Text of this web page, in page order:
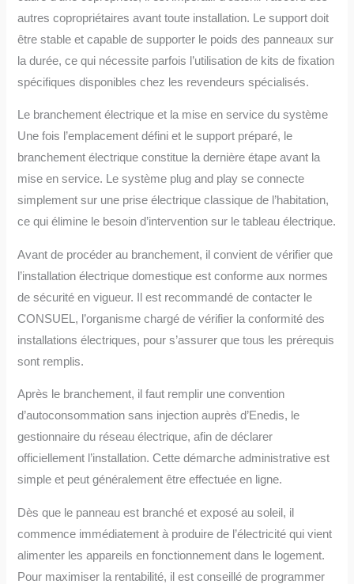
autres copropriétaires avant toute installation. Le support doit
être stable et capable de supporter le poids des panneaux sur
la durée, ce qui nécessite parfois l’utilisation de kits de fixation
spécifiques disponibles chez les revendeurs spécialisés.
Le branchement électrique et la mise en service du système
Une fois l’emplacement défini et le support préparé, le
branchement électrique constitue la dernière étape avant la
mise en service. Le système plug and play se connecte
simplement sur une prise électrique classique de l’habitation,
ce qui élimine le besoin d’intervention sur le tableau électrique.
Avant de procéder au branchement, il convient de vérifier que
l’installation électrique domestique est conforme aux normes
de sécurité en vigueur. Il est recommandé de contacter le
CONSUEL, l’organisme chargé de vérifier la conformité des
installations électriques, pour s’assurer que tous les prérequis
sont remplis.
Après le branchement, il faut remplir une convention
d’autoconsommation sans injection auprès d’Enedis, le
gestionnaire du réseau électrique, afin de déclarer
officiellement l’installation. Cette démarche administrative est
simple et peut généralement être effectuée en ligne.
Dès que le panneau est branché et exposé au soleil, il
commence immédiatement à produire de l’électricité qui vient
alimenter les appareils en fonctionnement dans le logement.
Pour maximiser la rentabilité, il est conseillé de programmer